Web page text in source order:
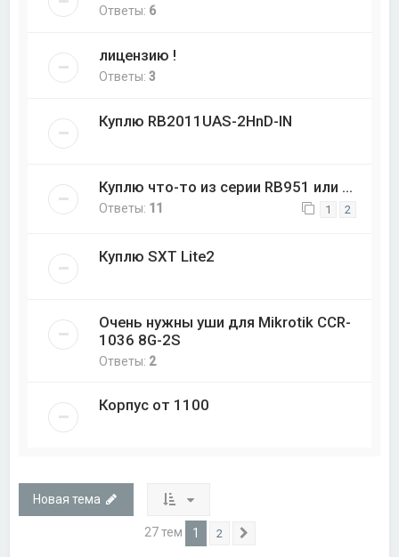
Ответы: 6
лицензию !
Ответы:3
Куплю RB2011UAS-2HnD-IN
Куплю что-то из серии RB951 или ...
Ответы: 11 1 2
Куплю SXT Lite2
Очень нужны уши для Mikrotik CCR-
1036 8G-2S
Ответы: 2
Корпус от 1100
Новая тема
27 тем 1 2